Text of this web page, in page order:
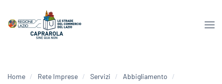
Home Rete Imprese Servizi
Abbigliamento